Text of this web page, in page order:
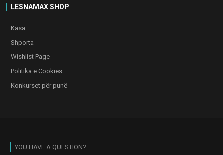
LESNAMAX SHOP
Kasa
Shporta
Wishlist Page
Politika e Cookies
Konkurset për punë
YOU HAVE A QUESTION?